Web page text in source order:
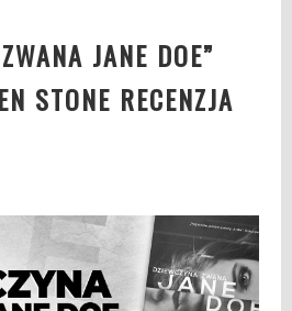
JANE DOE”
STONE RECENZJA